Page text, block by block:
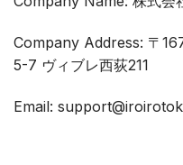
Company Address: 〒
5-7 ヴィブレ西荻211
Email: